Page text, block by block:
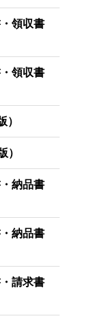
領収書
領収書
納品書
納品書
請求書